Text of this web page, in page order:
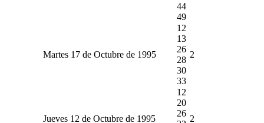
44
49
Martes 17 de Octubre de 1995
12
13
26
28
30
33
2
Jueves 12 de Octubre de 1995
12
20
26
2